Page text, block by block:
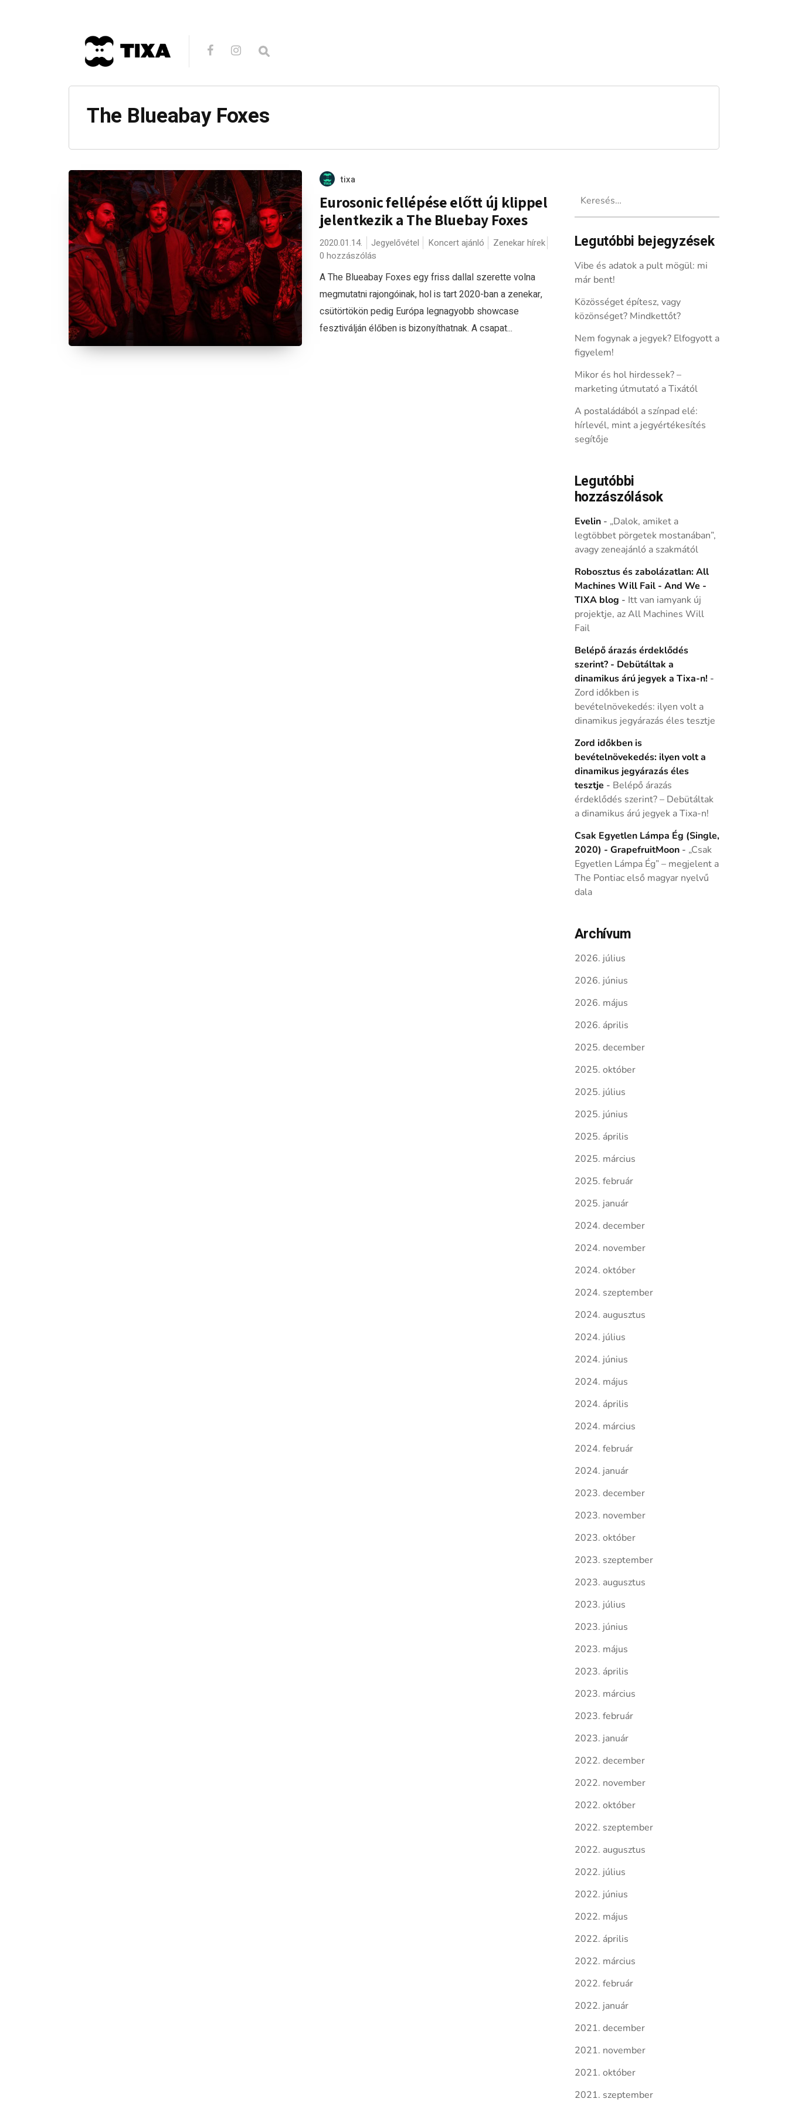
The Blueabay Foxes
tixa
Eurosonic fellépése előtt új klippel
jelentkezik a The Bluebay Foxes
2020.01.14. Jegyelővétel Koncert ajánló
Zenekar hírek
0 hozzászólás
A The Blueabay Foxes egy friss dallal szerette volna
megmutatni rajongóinak, hol is tart 2020-ban a zenekar,
csütörtökön pedig Európa legnagyobb showcase
fesztiválján élőben is bizonyíthatnak. A csapat...
Legutóbbi bejegyzések
Vibe és adatok a pult mögül: mi
már bent!
Közösséget építesz, vagy
közönséget? Mindkettőt?
Nem fogynak a jegyek? Elfogyott a
figyelem!
Mikor és hol hirdessek? –
marketing útmutató a Tixától
A postaládából a színpad elé:
hírlevél, mint a jegyértékesítés
segítője
Legutóbbi
hozzászólások
Evelin- „Dalok, amiket a
legtöbbet pörgetek mostanában”,
avagy zeneajánló a szakmától
Robosztus és zabolázatlan: All
Machines Will Fail - And We -
TIXA blog - Itt van iamyank új
projektje, az All Machines Will
Fail
Belépő árazás érdeklődés
szerint? - Debütáltak a
dinamikus árú jegyek a Tixa-n! -
Zord időkben is
bevételnövekedés: ilyen volt a
dinamikus jegyárazás éles tesztje
Zord időkben is
bevételnövekedés: ilyen volt a
dinamikus jegyárazás éles
tesztje - Belépő árazás
érdeklődés szerint? – Debütáltak
a dinamikus árú jegyek a Tixa-n!
Csak Egyetlen Lámpa Ég (Single,
2020) - GrapefruitMoon- „Csak
Egyetlen Lámpa Ég” – megjelent a
The Pontiac első magyar nyelvű
dala
Archívum
2026. július
2026. június
2026. május
2026. április
2025. december
2025. október
2025. július
2025. június
2025. április
2025. március
2025. február
2025. január
2024. december
2024. november
2024. október
2024. szeptember
2024. augusztus
2024. július
2024. június
2024. május
2024. április
2024. március
2024. február
2024. január
2023. december
2023. november
2023. október
2023. szeptember
2023. augusztus
2023. július
2023. június
2023. május
2023. április
2023. március
2023. február
2023. január
2022. december
2022. november
2022. október
2022. szeptember
2022. augusztus
2022. július
2022. június
2022. május
2022. április
2022. március
2022. február
2022. január
2021. december
2021. november
2021. október
2021. szeptember